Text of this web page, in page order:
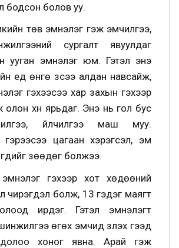
бодсон болов уу.
төв эмнэлэг гэж эмчилгээ,
сургалт явуулдаг
ууган эмнэлэг юм. Гэтэл энэ
үед өнгө зүсээ алдан навсайж,
гэхээсээ хар захын гэхээр
хүн ярьдаг. Энэ нь гол бус
үйлчилгээ маш муу.
гэрээсээ цагаан хэрэгсэл, эм
зөөдөг болжээ.
гэхээр хот хөдөөний
чирэгдэл болж, 13 гэдэг маягт
ирдэг. Гэтэл эмнэлэгт
өгөх эмчид үзүүлэх гээд
хоног явна. Арай гэж